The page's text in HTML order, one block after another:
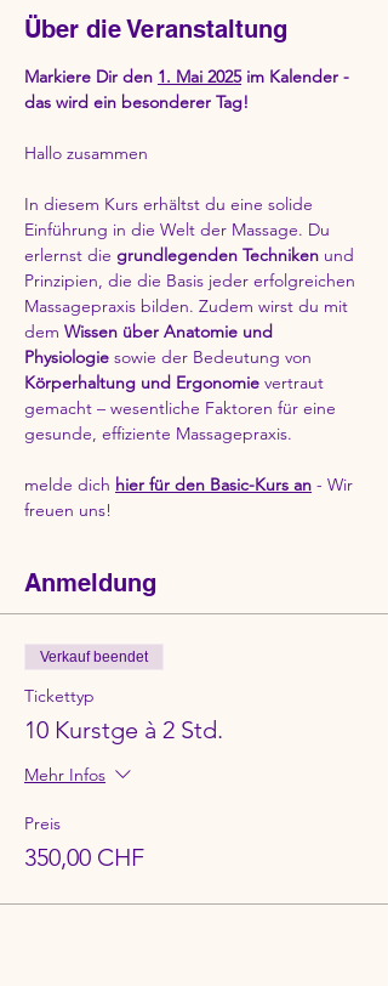
Über die Veranstaltung
Markiere Dir den 1. Mai 2025 im Kalender -
das wird ein besonderer Tag!
Hallo zusammen
In diesem Kurs erhältst du eine solide
Einführung in die Welt der Massage. Du
erlernst die grundlegenden Techniken und
Prinzipien, die die Basis jeder erfolgreichen
Massagepraxis bilden. Zudem wirst du mit
dem Wissen über Anatomie und
Physiologie sowie der Bedeutung von
Körperhaltung und Ergonomie vertraut
gemacht – wesentliche Faktoren für eine
gesunde, effiziente Massagepraxis.
melde dich hier für den Basic-Kurs an - Wir
freuen uns!
Anmeldung
Verkauf beendet
Tickettyp
10 Kurstge à 2 Std.
Mehr Infos
Preis
350,00 CHF